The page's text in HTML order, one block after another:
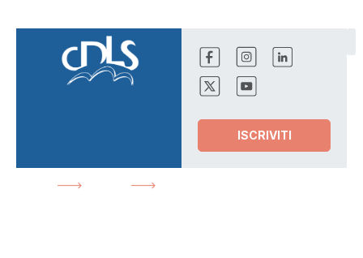
ISCRIVITI